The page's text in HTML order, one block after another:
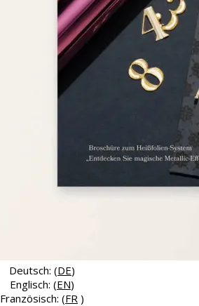
Deutsch: (DE)
Englisch: (EN)
Französisch: (FR )